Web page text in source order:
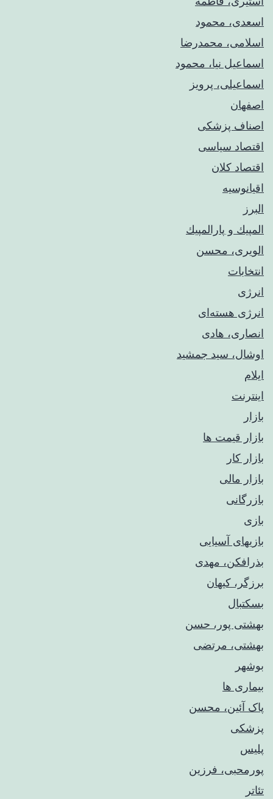
اسعدی، محمود
اسلامی، محمدرضا
اسماعیل نیا، محمود
اسماعیلی، پرویز
اصفهان
اصناف پزشکی
اقتصاد سیاسی
اقتصاد کلان
اقیانوسیه
البرز
المپيك و پارالمپيك
الویری، محسن
انتخابات
انرژی
انرژی هسته‌ای
انصاری، هادی
اوشال، سید جمشید
ایلام
اینترنت
بازار
بازار قیمت ها
بازار کار
بازار مالی
بازرگانی
بازی
بازیهای آسیایی
بذرافکن، مهدی
برزگر، کیهان
بسکتبال
بهشتی پور، حسن
بهشتی، مرتضی
بوشهر
بیماری ها
پاک آئین، محسن
پزشکی
پلیس
پورمحبی، فرزین
تئاتر